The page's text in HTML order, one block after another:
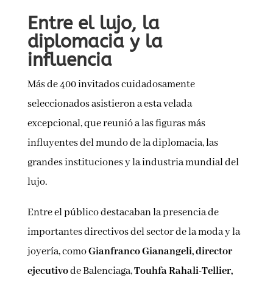
Entre el lujo, la
diplomacia y la
influencia
Más de 400 invitados cuidadosamente
seleccionados asistieron a esta velada
excepcional, que reunió a las figuras más
influyentes del mundo de la diplomacia, las
grandes instituciones y la industria mundial del
lujo.
Entre el público destacaban la presencia de
importantes directivos del sector de la moda y la
joyería, comoGianfranco Gianangeli, director
ejecutivode Balenciaga,Touhfa Rahali-Tellier,